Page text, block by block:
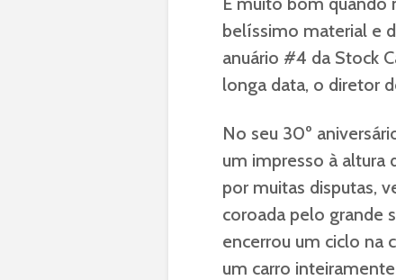
belíssimo material e
anuário #4 da Stock
longa data, o diretor
No seu 30º
um impresso à altura
por muitas disputas,
coroada pelo grande
encerrou um ciclo na
um carro